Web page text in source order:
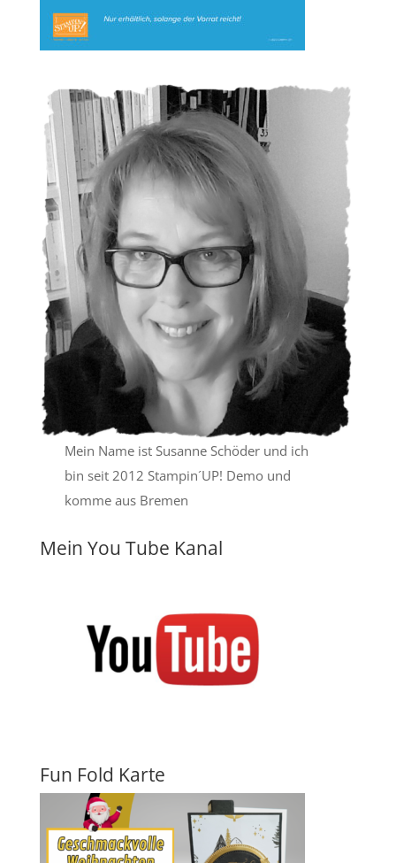
Mein Name ist Susanne Schöder und ich
bin seit 2012 Stampin´UP! Demo und
komme aus Bremen
Mein You Tube Kanal
Fun Fold Karte